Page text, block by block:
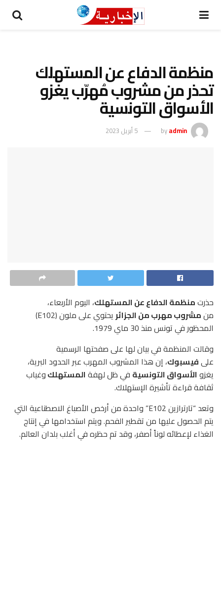
منظمة الدفاع عن المستهلك
تحذر من مشروب مُهرّب يغزو
الأسواق التونسية
byadmin 5 أبريل 2023
حذرتمنظمة الدفاع عن المستهلك، اليوم الأربعاء،
منمشروب مهرب من الجزائر
يحتوي على ملون (E102)
المحظور في تونس منذ 30 ماي 1979.
وقالت المنظمة في بيان لها على صفحتها الرسمية
علىفيسبوك، إن هذا المشروب المهرب عبر الحدود البرية،
يغزوالأسواق التونسية في ظل لهفةالمستهلكوغياب
ثقافة قراءة تأشيرة الإستهلاك.
وتعد “تارترازين E102” واحدة من أرخص الأصباغ الاصطناعية التي
يتم الحصول عليها من تقطير الفحم. ويتم استخدامها في إنتاج
الغذاء لإعطائه لوناً أصفر، وقد تم حظره في أغلب بلدان العالم.